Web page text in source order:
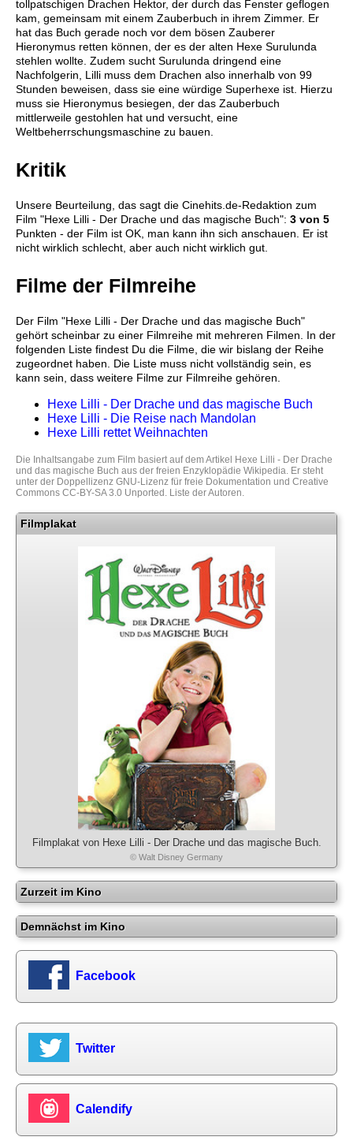
tollpatschigen Drachen Hektor, der durch das Fenster geflogen
kam, gemeinsam mit einem Zauberbuch in ihrem Zimmer. Er
hat das Buch gerade noch vor dem bösen Zauberer
Hieronymus retten können, der es der alten Hexe Surulunda
stehlen wollte. Zudem sucht Surulunda dringend eine
Nachfolgerin, Lilli muss dem Drachen also innerhalb von 99
Stunden beweisen, dass sie eine würdige Superhexe ist. Hierzu
muss sie Hieronymus besiegen, der das Zauberbuch
mittlerweile gestohlen hat und versucht, eine
Weltbeherrschungsmaschine zu bauen.
Kritik
Unsere Beurteilung, das sagt die Cinehits.de-Redaktion zum
Film "Hexe Lilli - Der Drache und das magische Buch": 3 von 5
Punkten - der Film ist OK, man kann ihn sich anschauen. Er ist
nicht wirklich schlecht, aber auch nicht wirklich gut.
Filme der Filmreihe
Der Film "Hexe Lilli - Der Drache und das magische Buch"
gehört scheinbar zu einer Filmreihe mit mehreren Filmen. In der
folgenden Liste findest Du die Filme, die wir bislang der Reihe
zugeordnet haben. Die Liste muss nicht vollständig sein, es
kann sein, dass weitere Filme zur Filmreihe gehören.
Hexe Lilli - Der Drache und das magische Buch
Hexe Lilli - Die Reise nach Mandolan
Hexe Lilli rettet Weihnachten
Die Inhaltsangabe zum Film basiert auf dem Artikel Hexe Lilli - Der Drache
und das magische Buch aus der freien Enzyklopädie Wikipedia . Er steht
unter der Doppellizenz GNU-Lizenz für freie Dokumentation und Creative
Commons CC-BY-SA 3.0 Unported Liste der Autoren
Filmplakat
Filmplakat von Hexe Lilli - Der Drache und das magische Buch.
© Walt Disney Germany
Zurzeit im Kino
Demnächst im Kino
Facebook
Twitter
Calendify